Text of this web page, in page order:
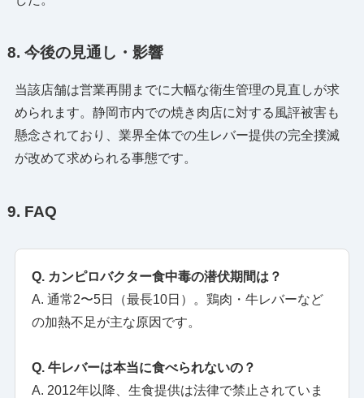
8. 今後の見通し・影響
当該店舗は営業再開までに大幅な衛生管理の見直しが求
められます。静岡市内での焼き肉店に対する風評被害も
懸念されており、業界全体での生レバー提供の完全撲滅
が改めて求められる事態です。
9. FAQ
Q. カンピロバクター食中毒の潜伏期間は？
A. 通常2〜5日（最長10日）。鶏肉・牛レバーなど
の加熱不足が主な原因です。
Q. 牛レバーは本当に食べられないの？
A. 2012年以降、生食提供は法律で禁止されていま